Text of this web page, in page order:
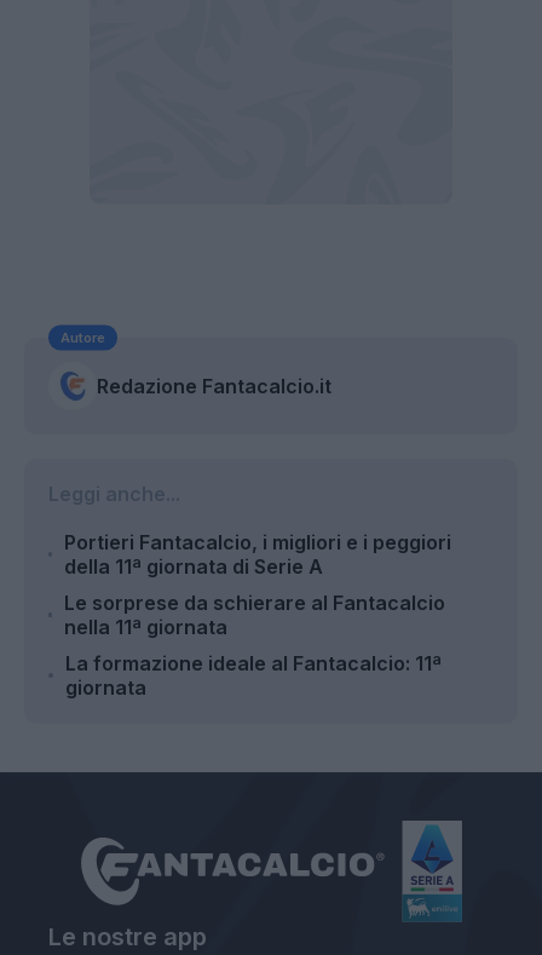
Autore
Redazione Fantacalcio.it
Portieri Fantacalcio, i migliori e i peggiori
della 11ª giornata di Serie A
Le sorprese da schierare al Fantacalcio
nella 11ª giornata
La formazione ideale al Fantacalcio: 11ª
giornata
Le nostre app